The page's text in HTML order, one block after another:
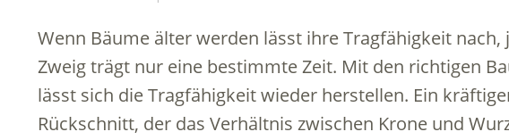
Wenn Bäume älter werden lässt ihre Tragfähigkeit nach,
Zweig trägt nur eine bestimmte Zeit. Mit den richtigen
lässt sich die Tragfähigkeit wieder herstellen. Ein
Rückschnitt, der das Verhältnis zwischen Krone und